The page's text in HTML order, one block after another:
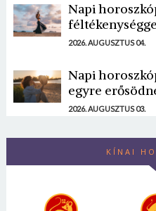
Napi
2026. AUGUSZTUS 04.
Napi
egyre
2026. AUGUSZTUS 03.
KÍNAI